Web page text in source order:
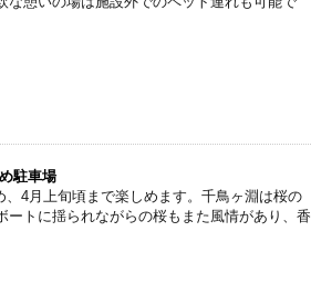
駐車場
4月上旬頃まで楽しめます。千鳥ヶ淵は桜の
トに揺られながらの桜もまた風情があり、香